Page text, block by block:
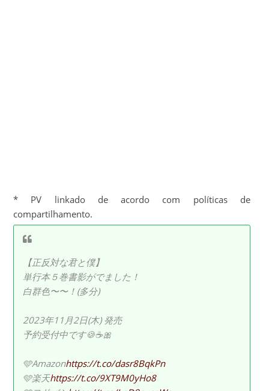
* PV linkado de acordo com políticas de
compartilhamento.
【正反対な君と僕】
単行本５巻書影がでました！
白群色〜〜！(多分)
2023年11月2日(木) 発売
予約受付中です🍪☕️🎀
🩵Amazonhttps://t.co/dasr8BqkPn
🩵楽天https://t.co/9XT9M0yHo8